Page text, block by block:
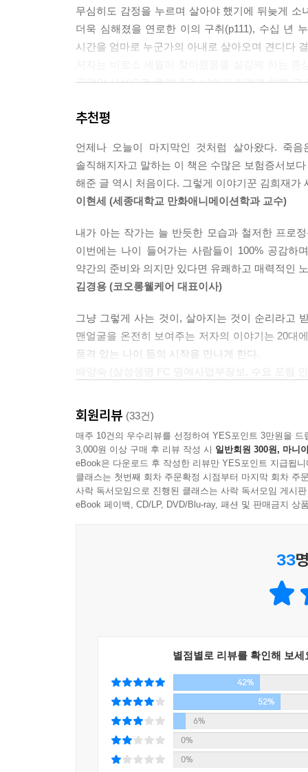
사람 얼굴에도 많은 신경이 뻗쳐 있습니다. 그런
칼바람을 맞고, 친구들이랑 싸움박질 하느라 얻
무뎌져야 살아남는 신경계의 시스템이 그렇게 얼
-p93
아무리 칫솔을 밀어 넣어도 부은 목구멍까지 구
로 구취를 가진 자신일 겁니다. 그래서 얼마간 포
정을 겪고 있는 사람에게 게으르다는 비난을 쏟아
있는 세대라면 어르신들의 구취를 연민할 줄 알아
-p116
젊은 사람들은 선생님과 부모님의 어깨에 내려앉
입니다. 자신에게 결코 그런 세월이 오지 않을 것
한 자식 걱정으로 정성껏 냄새나는 기저귀를 갈
장대에 둥근 빗과 헤어드라이어를 놓아드리고, 식
어머니는 툭하면 대청마루에 다리를 뻗고 앉아
던 그 저린 느낌을 뼈저리게 아는 나이가 되었습
던 시절을 지났습니다. 이 카페의 아가씨들처럼 ‘
주민센터에서 열리는 무료 운동 강좌를 수강했다
다. 제자리걸음은커녕 이젠 그저 서 있는 것만으
랑으로 자라는 유년기가 있었다면 사람들과 일
지는 저녁 시간에 숲길을 걷고 돌아와 무향 무취
무심히도 감정을 누르며 살아야 했기에 뒤늦게
더욱 심해졌을 연로한 이의 구취(p111), 수십 년
시간을 엄마로 누군가의 아내로 살아오며 견디다
공감의 시선으로 풀어내고, 나아가 어떻게 하면
그렇다고 이 책이 노년의 세대들만을 위한 것은
“세상 그 누구라도 언젠가는 반드시 연민받을
불결함이나 게으름, 혹은 낙후된 취향 때문이라
만다는 것을 미리 알게 되었으면 좋겠습니다. 그
책을 읽으며 자신과 부모의 이야기를 그대로 옮
보면 어느덧 서로를 순한 마음으로 품은 두 세대의
100세 시대 속 소외된 화두, ‘나이 듦을 받아들이는
‘돈’과 ‘아름다움’이 아닌, ‘몸’과 ‘마음’을 정직하
책의 내용은 저자 자신의 경험담에서부터 비롯된
“어느 날부터 뜻대로 굴어주지 않는 몸을 마주하
나의 노년과 점점 쇠약해져 갈 몸 섭리에 대해 지
‘몸의 나이 듦’ 그 자체에 집중하고 배우고자 글을
본격적으로 깨닫는 연령대다. 가족이나 지인과
그리고 이 감정들은 쇠약해지는 신체와 정신에
준비를 하고 그 과정을 잘 겪어내도록 도울 수
외면한 채 ‘나이 들어 보이지 않는 법’이라든가 ‘
‘건강한 나이 듦의 과정’에 대한 이해를 선행하지
대한 올바른 교육서이자 매력적인 안내서, 세대
추천평
언제나 오늘이 마지막인 것처럼 살아왔다. 죽
솔직해지자고 말하는 이 책은 수많은 보험증서보
해준 글 역시 처음이다. 그렇게 이야기꾼 김희재가
이현세 (세종대학교 만화애니메이션학과 교수)
내가 아는 작가는 늘 반듯한 모습과 철저한 프로
이번에는 나이 들어가는 사람들이 100% 공감
약간의 준비와 의지만 있다면 유쾌하고 매력적인
김경용 (코오롱웰케어 대표이사)
그냥 그렇게 사는 것이, 살아지는 것이 순리라고
맨얼굴을 온전히 보여주는 저자의 이야기는 20대
품격 있는 나이 듦의 시작을 만나게 한다.
떠오른다. 시간을 멈출 순 없기에 그 누구에게나
보이는 행동에 눈살을 찌푸리는 이들이 있었다면,
박경림 (방송인)
회원리뷰 (33건)
매주 10건의 우수리뷰를 선정하여 YES포인트 3만원을 드
3,000원 이상 구매 후 리뷰 작성 시 일반회원 300원, 마니
eBook은 다운로드 후 작성한 리뷰만 YES포인트 지급됩니
클래스는 첫번째 회차 주문확정 시점부터 마지막 회차 주
사락 독서모임으로 진행된 클래스는 사락 독서모임 게시
eBook 페이백, CD/LP, DVD/Blu-ray, 패션 및 판매금지 상
33
별점별로 리뷰를 확인해 보세
42%
52%
6%
0%
0%